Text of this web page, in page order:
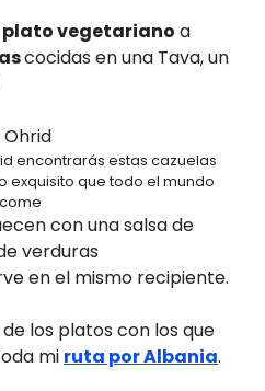
plato vegetariano a
cocidas en una Tava, un
encontrarás estas cazuelas
exquisito que todo el mundo
come
con una salsa de
verduras
en el mismo recipiente.
los platos con los que
mi ruta por Albania.